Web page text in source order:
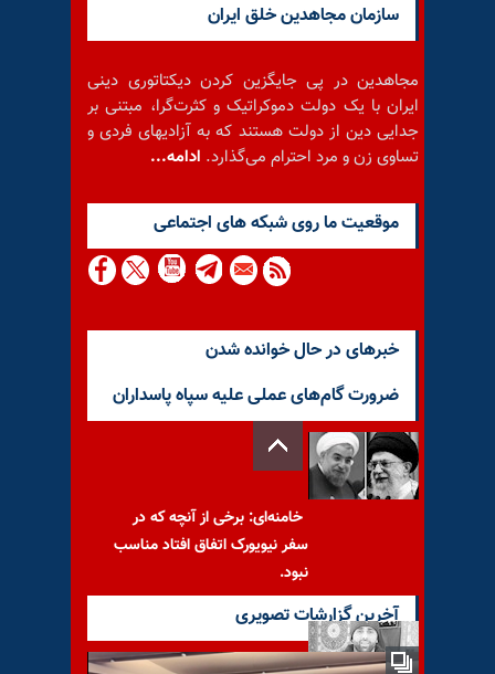
سازمان مجاهدین خلق ایران
مجاهدین در پی جایگزین کردن دیکتاتوری دینی
ایران با یک دولت دموکراتیک و کثرت‌گرا، مبتنی بر
جدایی دین از دولت هستند که به آزادیهای فردی و
تساوی زن و مرد احترام می‌گذارد. ادامه...
موقعيت ما روى شبكه هاى اجتماعى
خبرهای در حال خوانده شدن
ضرورت گام‌های عملی علیه سپاه پاسداران
خامنه‌ای: برخی از آنچه که در
سفر نیویورک اتفاق افتاد مناسب
نبود.
آخرین گزارشات تصویری